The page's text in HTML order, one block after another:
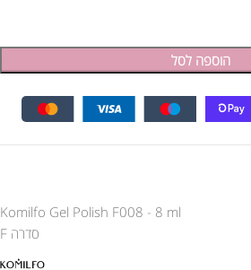
הוספה לסל
Komilfo Gel Polish F008 - 8 ml
סדרה F